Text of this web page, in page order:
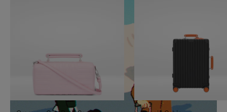
PAUSE,
APPUYEZ
SUR
DÉSACTIVÉ.
VEUILLEZ